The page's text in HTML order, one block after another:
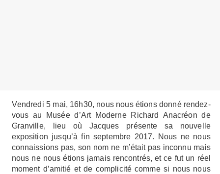
Vendred i 5 mai, 16h30, nous nousétions donné rendez-
vousau Muséed ’Art Moderne Richard Anacréonde
Granville, lieu où Jacques présente sa nouvell e
exposition jusqu’àfinseptembre 2017. Nous ne nous
connaissions pas, son nom ne m’était pas inconnu mais
nous ne nousétions jamais rencontrés,etce fut un réel
moment d’amitié etde comp licitécommesi nous nous